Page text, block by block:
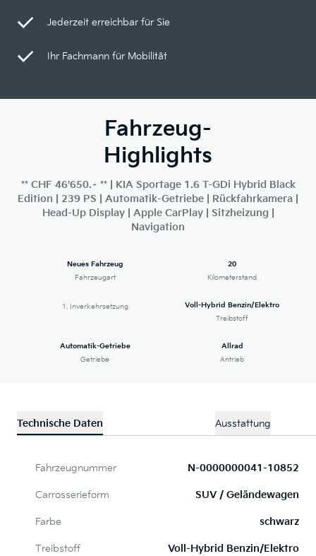
Jederzeit erreichbar für Sie
Ihr Fachmann für Mobilität
Fahrzeug-
Highlights
** CHF 46'650.– ** | KIA Sportage 1.6 T-GDi Hybrid Black
Edition | 239 PS | Automatik-Getriebe | Rückfahrkamera |
Head-Up Display | Apple CarPlay | Sitzheizung |
Navigation
Neues Fahrzeug
Fahrzeugart
20
Kilometerstand
1. Inverkehrsetzung
Voll-Hybrid Benzin/Elektro
Treibstoff
Automatik-Getriebe
Getriebe
Allrad
Antrieb
Technische Daten Ausstattung
Fahrzeugnummer N-0000000041-10852
Carrosserieform SUV / Geländewagen
Farbe schwarz
Treibstoff Voll-Hybrid Benzin/Elektro